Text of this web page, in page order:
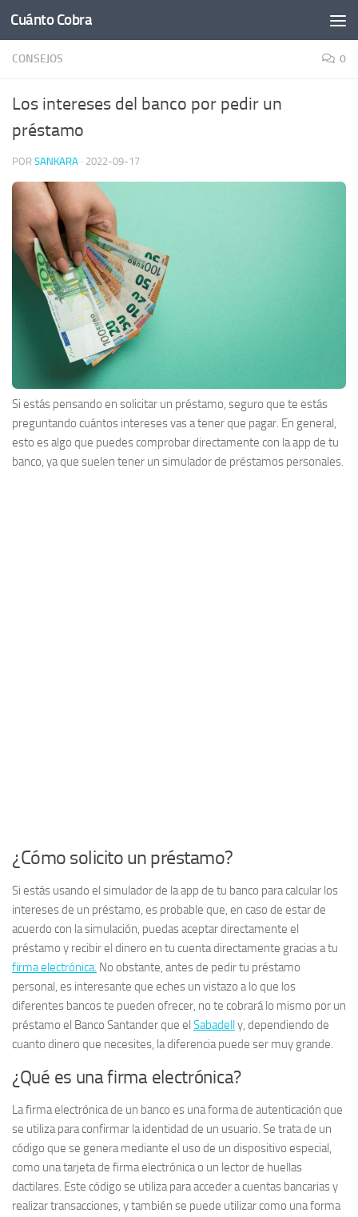
Saltar al contenido
Cuánto Cobra
CONSEJOS 0
Los intereses del banco por pedir un
préstamo
POR SANKARA · 2022-09-17
Si estás pensando en solicitar un préstamo, seguro que te estás
preguntando cuántos intereses vas a tener que pagar. En general,
esto es algo que puedes comprobar directamente con la app de tu
banco, ya que suelen tener un simulador de préstamos personales.
¿Cómo solicito un préstamo?
Si estás usando el simulador de la app de tu banco para calcular los
intereses de un préstamo, es probable que, en caso de estar de
acuerdo con la simulación, puedas aceptar directamente el
préstamo y recibir el dinero en tu cuenta directamente gracias a tu
firma electrónica. No obstante, antes de pedir tu préstamo
personal, es interesante que eches un vistazo a lo que los
diferentes bancos te pueden ofrecer, no te cobrará lo mismo por un
préstamo el Banco Santander que el Sabadelly, dependiendo de
cuanto dinero que necesites, la diferencia puede ser muy grande.
¿Qué es una firma electrónica?
La firma electrónica de un banco es una forma de autenticación que
se utiliza para confirmar la identidad de un usuario. Se trata de un
código que se genera mediante el uso de un dispositivo especial,
como una tarjeta de firma electrónica o un lector de huellas
dactilares. Este código se utiliza para acceder a cuentas bancarias y
realizar transacciones, y también se puede utilizar como una forma